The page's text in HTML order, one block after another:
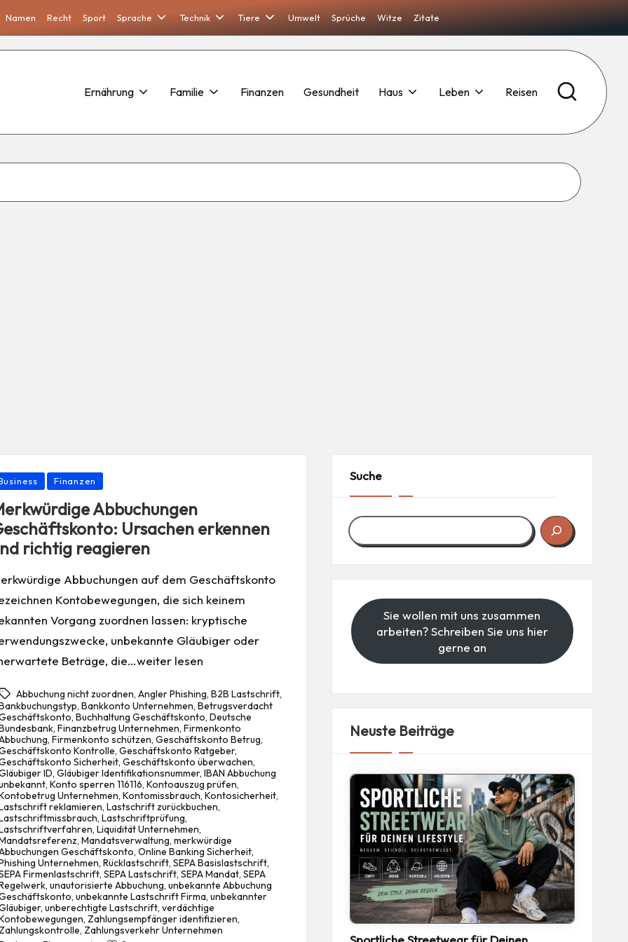
Namen Recht Sport Sprache Technik Tiere Umwelt Sprüche Witze Zitate
Ernährung Familie Finanzen Gesundheit Haus Leben Reisen
Finanzen
Abbuchungen
Ursachen erkennen
richtig reagieren
Abbuchungen auf dem Geschäftskonto
Kontobewegungen, die sich keinem
Vorgang zuordnen lassen: kryptische
unbekannte Gläubiger oder
Beträge, die…weiter lesen
Abbuchung nicht zuordnen,Angler Phishing,B2B Lastschrift,
, Bankkonto Unternehmen, Betrugsverdacht
, Buchhaltung Geschäftskonto, Deutsche
, Finanzbetrug Unternehmen, Firmenkonto
, Firmenkonto schützen, Geschäftskonto Betrug,
Kontrolle, Geschäftskonto Ratgeber,
Sicherheit, Geschäftskonto überwachen,
ID, Gläubiger Identifikationsnummer, IBAN Abbuchung
, Konto sperren 116116, Kontoauszug prüfen,
Unternehmen, Kontomissbrauch, Kontosicherheit,
reklamieren, Lastschrift zurückbuchen,
, Lastschriftprüfung,
, Liquidität Unternehmen,
, Mandatsverwaltung, merkwürdige
Geschäftskonto, Online Banking Sicherheit,
Unternehmen, Rücklastschrift, SEPA Basislastschrift,
Firmenlastschrift, SEPA Lastschrift, SEPA Mandat, SEPA
, unautorisierte Abbuchung, unbekannte Abbuchung
, unbekannte Lastschrift Firma, unbekannter
, unberechtigte Lastschrift, verdächtige
, Zahlungsempfänger identifizieren,
Zahlungskontrolle, Zahlungsverkehr Unternehmen
Suche
Sie wollen mit uns zusammen
arbeiten? Schreiben Sie uns hier
gerne an
Neuste Beiträge